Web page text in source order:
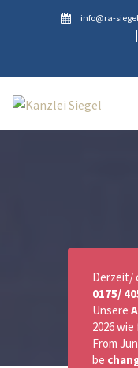
info@ra-
Derzeit/
0175/
Unsere
2026
From
be